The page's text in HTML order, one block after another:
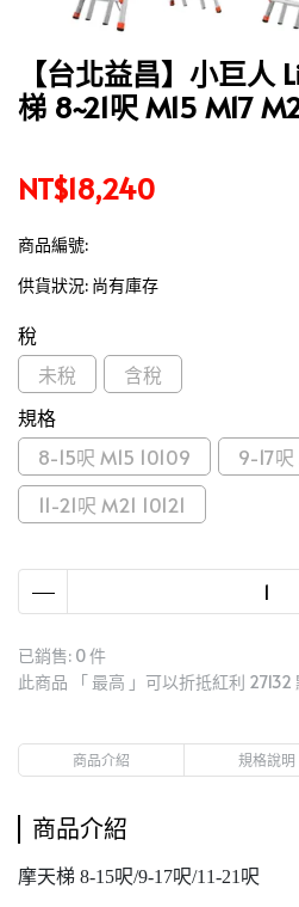
【台北益昌】小巨
梯 8~21呎 M15 M17
NT$18,240
商品編號:
供貨狀況: 尚有庫存
稅
未稅
含稅
規格
8-15呎 M15 10109
9-17呎
11-21呎 M21 10121
已銷售: 0 件
此商品 「 最高 」可以折抵紅利 27132
商品介紹 規格說明
商品介紹
摩天梯 8-15呎/9-17呎/11-21呎